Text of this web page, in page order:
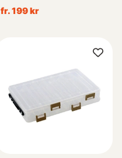
fr. 199 kr